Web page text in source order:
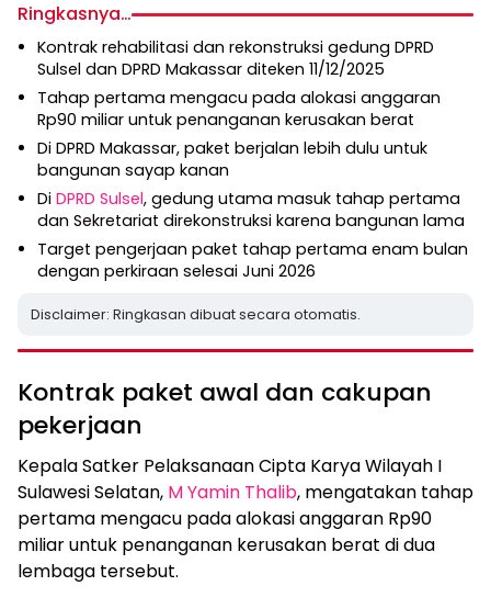
Ringkasnya…
Kontrak rehabilitasi dan rekonstruksi gedung DPRD
Sulsel dan DPRD Makassar diteken 11/12/2025
Tahap pertama mengacu pada alokasi anggaran
Rp90 miliar untuk penanganan kerusakan berat
Di DPRD Makassar, paket berjalan lebih dulu untuk
bangunan sayap kanan
Di DPRD Sulsel, gedung utama masuk tahap pertama
dan Sekretariat direkonstruksi karena bangunan lama
Target pengerjaan paket tahap pertama enam bulan
dengan perkiraan selesai Juni 2026
Disclaimer: Ringkasan dibuat secara otomatis.
Kontrak paket awal dan cakupan
pekerjaan
Kepala Satker Pelaksanaan Cipta Karya Wilayah I
Sulawesi Selatan, M Yamin Thalib, mengatakan tahap
pertama mengacu pada alokasi anggaran Rp90
miliar untuk penanganan kerusakan berat di dua
lembaga tersebut.